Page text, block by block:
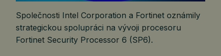
Společnosti Intel Corporation a Fortinet oznámily
strategickou spolupráci na vývoji procesoru
Fortinet Security Processor 6 (SP6).